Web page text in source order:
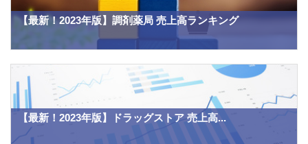
【最新！2023年版】調剤薬局 売上高ランキング
【最新！2023年版】ドラッグストア 売上高...